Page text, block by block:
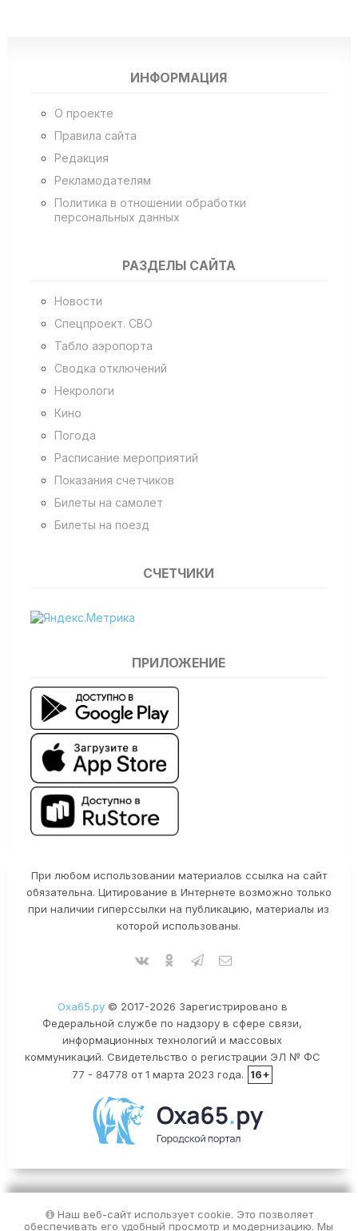
ИНФОРМАЦИЯ
О проекте
Правила сайта
Редакция
Рекламодателям
Политика в отношении обработки
персональных данных
РАЗДЕЛЫ САЙТА
Новости
Спецпроект. СВО
Табло аэропорта
Сводка отключений
Некрологи
Кино
Погода
Расписание мероприятий
Показания счетчиков
Билеты на самолет
Билеты на поезд
СЧЕТЧИКИ
ПРИЛОЖЕНИЕ
При любом использовании материалов ссылка на сайт
обязательна. Цитирование в Интернете возможно только
при наличии гиперссылки на публикацию, материалы из
которой использованы.
Оха65.ру© 2017-2026 Зарегистрировано в
Федеральной службе по надзору в сфере связи,
информационных технологий и массовых
коммуникаций. Свидетельство о регистрации ЭЛ № ФС
77 - 84778 от 1 марта 2023 года.
16+
Наш веб-сайт использует cookie. Это позволяет
обеспечивать его удобный просмотр и модернизацию. Мы